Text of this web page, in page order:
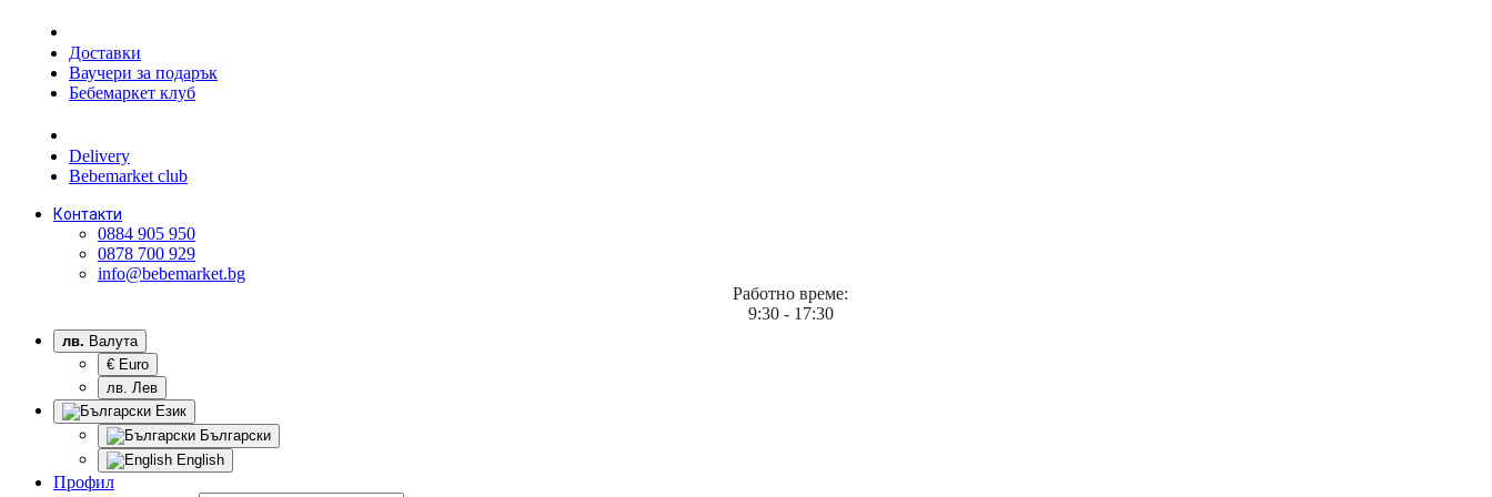
Доставки
Ваучери за подарък
Бебемаркет клуб
Delivery
Bebemarket club
Контакти
0884 905 950
0878 700 929
info@bebemarket.bg
Работно време:
9:30 - 17:30
лв. Валута
€ Euro
лв. Лев
Език
Български
English
Профил